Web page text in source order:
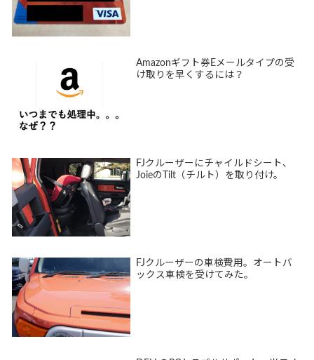
Amazonギフト券Eメールタイプの受
け取りを早くするには？
FJクルーザーにチャイルドシート、
JoieのTilt（チルト）を取り付け。
FJクルーザーの車検費用。オートバ
ックス車検を受けてみた。